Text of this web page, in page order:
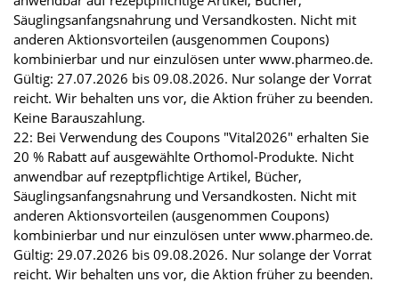
Säuglingsanfangsnahrung und Versandkosten. Nicht mit
anderen Aktionsvorteilen (ausgenommen Coupons)
kombinierbar und nur einzulösen unter www.pharmeo.de.
Gültig: 27.07.2026 bis 09.08.2026. Nur solange der Vorrat
reicht. Wir behalten uns vor, die Aktion früher zu beenden.
Keine Barauszahlung.
22: Bei Verwendung des Coupons "Vital2026" erhalten Sie
20 % Rabatt auf ausgewählte Orthomol-Produkte. Nicht
anwendbar auf rezeptpflichtige Artikel, Bücher,
Säuglingsanfangsnahrung und Versandkosten. Nicht mit
anderen Aktionsvorteilen (ausgenommen Coupons)
kombinierbar und nur einzulösen unter www.pharmeo.de.
Gültig: 29.07.2026 bis 09.08.2026. Nur solange der Vorrat
reicht. Wir behalten uns vor, die Aktion früher zu beenden.